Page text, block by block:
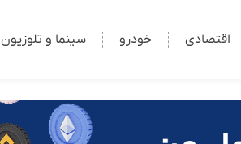
اقتصادی خودرو سینما و تلوزیون